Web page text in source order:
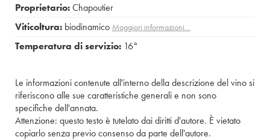
Proprietario:Chapoutier
Viticoltura: biodinamico Maggiori informazioni…
Temperatura di servizio: 16°
Le informazioni contenute all'interno della descrizione del vino si
riferiscono alle sue caratteristiche generali e non sono
specifiche dell'annata.
Attenzione: questo testo è tutelato dai diritti d'autore. È vietato
copiarlo senza previo consenso da parte dell'autore.